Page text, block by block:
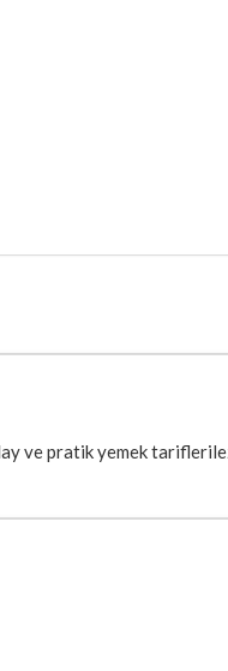
ve pratik yemek tarifleri